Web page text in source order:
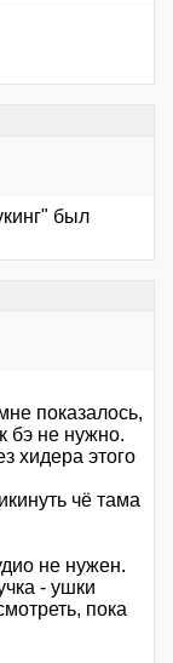
был
показалось,
бэ не нужно.
хидера этого
чё тама
не нужен.
- ушки
пока